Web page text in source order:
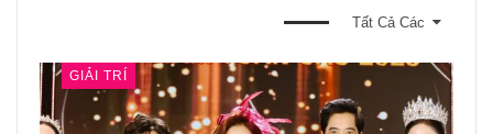
Tất Cả Các
GIẢI TRÍ